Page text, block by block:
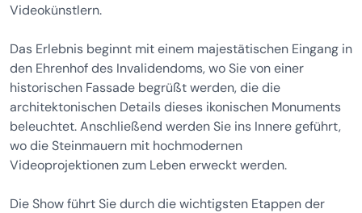
Videokünstlern.
Das Erlebnis beginnt mit einem majestätischen Eingang in
den Ehrenhof des Invalidendoms, wo Sie von einer
historischen Fassade begrüßt werden, die die
architektonischen Details dieses ikonischen Monuments
beleuchtet. Anschließend werden Sie ins Innere geführt,
wo die Steinmauern mit hochmodernen
Videoprojektionen zum Leben erweckt werden.
Die Show führt Sie durch die wichtigsten Etappen der